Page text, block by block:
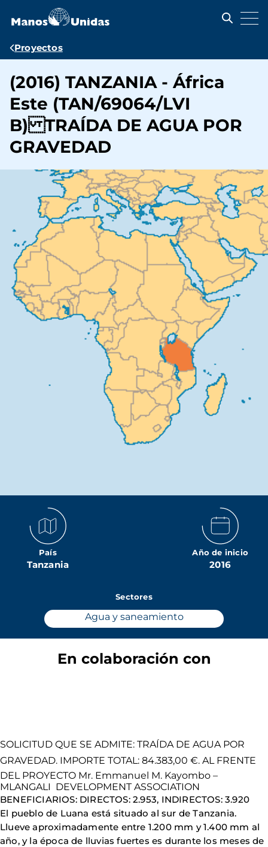
contenido
Ruta
navegación
Proyectos
(2016) TANZANIA - África
Este (TAN/69064/LVI
B) TRAÍDA DE AGUA POR
GRAVEDAD
País
Tanzania
Año de inicio
2016
Sectores
Agua y saneamiento
En colaboración con
SOLICITUD QUE SE ADMITE: TRAÍDA DE AGUA POR
GRAVEDAD. IMPORTE TOTAL: 84.383,00 €. AL FRENTE
DEL PROYECTO Mr. Emmanuel M. Kayombo –
MLANGALI DEVELOPMENT ASSOCIATION
BENEFICIARIOS: DIRECTOS: 2.953, INDIRECTOS: 3.920
El pueblo de Luana está situado al sur de Tanzania.
Llueve aproximadamente entre 1.200 mm y 1.400 mm al
año, y la época de lluvias fuertes es durante los meses de